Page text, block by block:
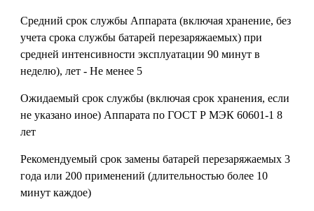
Средний срок службы Аппарата (включая хранение, без
учета срока службы батарей перезаряжаемых) при
средней интенсивности эксплуатации 90 минут в
неделю), лет -Не менее 5
Ожидаемый срок службы (включая срок хранения, если
не указано иное) Аппарата по ГОСТ Р МЭК 60601-18
лет
Рекомендуемый срок замены батарей перезаряжаемых3
года или 200 применений (длительностью более 10
минут каждое)